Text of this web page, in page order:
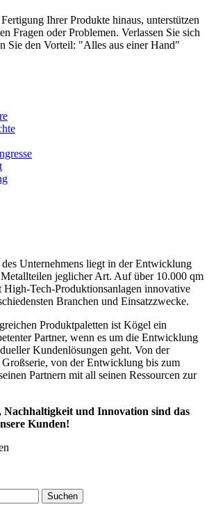
Ihrer Produkte hinaus, unterstützen
Fragen oder Problemen. Verlassen Sie sich
Sie den Vorteil: "Alles aus einer Hand"
Unternehmens liegt in der Entwicklung
jeglicher Art. Auf über 10.000 qm
Tech-Produktionsanlagen innovative
Branchen und Einsatzzwecke.
Produktpaletten ist Kögel ein
Partner, wenn es um die Entwicklung
Kundenlösungen geht. Von der
von der Entwicklung bis zum
Partnern mit all seinen Ressourcen zur
und Innovation sind das
Kunden!